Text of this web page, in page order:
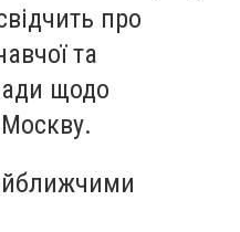
про
та
щодо